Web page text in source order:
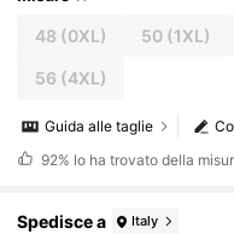
48 (0XL) 50 (1XL)
56 (4XL)
Guida alle taglie
92% lo ha trovato della
Spedisce a Italy